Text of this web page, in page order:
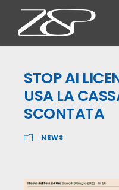
STOP AI
USA LA
SCONTATA
NEWS